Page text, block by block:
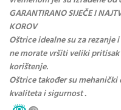
GARANTIRANO SIJEČE I
KOROV
Oštrice idealne su za
ne morate vršiti veliki
korištenje.
Oštrice također su
kvaliteta i sigurnost .